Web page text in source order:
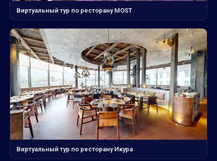
Виртуальный тур по ресторану MOST
Виртуальный тур по ресторану Икура